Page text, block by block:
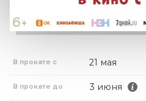
В прокате с 21 мая
В прокате до 3 июня